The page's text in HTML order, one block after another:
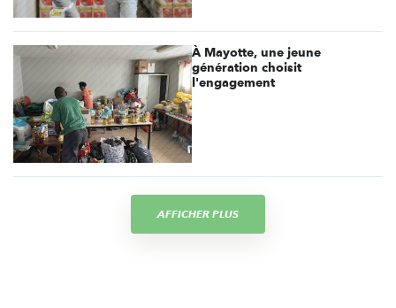
À Mayotte, une jeune
génération choisit
l'engagement
AFFICHER PLUS